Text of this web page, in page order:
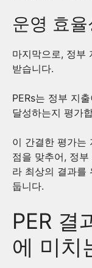
운영 효율
마지막으로, 정부
받습니다.
PERs는 정부 지
달성하는지 평가
이 간결한 평가는
점을 맞추어, 정
라 최상의 결과를
둡니다.
PER 결
에 미치